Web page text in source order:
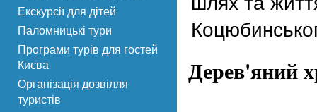
Екскурсії для дітей
Паломницькі тури
Програми турів для гостей
Києва
Організація дозвілля
туристів
Дерев'яний